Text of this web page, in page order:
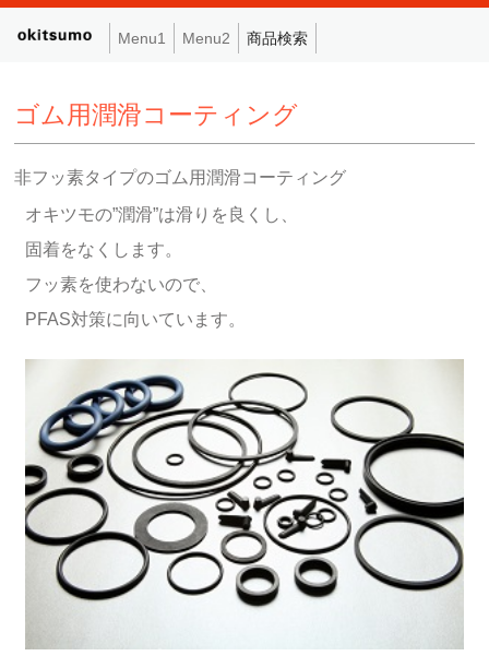
Menu1 Menu2 商品検索
ゴム用潤滑コーティング
非フッ素タイプのゴム用潤滑コーティング
オキツモの”潤滑”は滑りを良くし、
固着をなくします。
フッ素を使わないので、
PFAS対策に向いています。